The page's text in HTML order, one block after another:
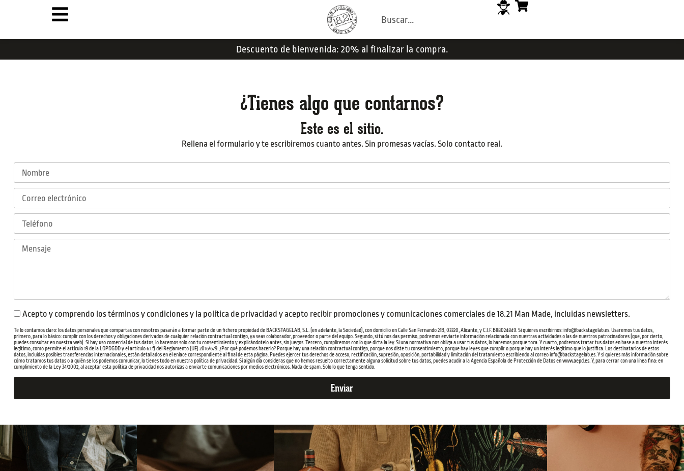
Descuento de bienvenida: 20% al finalizar la compra.
¿Tienes algo que contarnos?
Este es el sitio.
Rellena el formulario y te escribiremos cuanto antes. Sin promesas vacías. Solo contacto real.
Acepto y comprendo los términos y condiciones y la política de privacidad y acepto recibir promociones y comunicaciones comerciales de 18.21 Man Made, incluidas newsletters.
Te lo contamos claro: los datos personales que compartas con nosotros pasarán a formar parte de un fichero propiedad de BACKSTAGELAB, S.L. (en adelante, la Sociedad), con domicilio en Calle San Fernando 21B, 03320, Alicante, y C.I.F. B88024849. Si quieres escribirnos: info@backstagelab.es. Usaremos tus datos,
primero, para lo básico: cumplir con los derechos y obligaciones derivados de cualquier relación contractual contigo, ya seas colaborador, proveedor o parte del equipo. Segundo, si tú nos das permiso, podremos enviarte información relacionada con nuestras actividades o las de nuestros patrocinadores (que, por cierto,
puedes consultar en nuestra web). Si hay uso comercial de tus datos, lo haremos solo con tu consentimiento y explicándotelo antes, sin juegos. Tercero, cumpliremos con lo que dicta la ley. Si una normativa nos obliga a usar tus datos, lo haremos porque toca. Y cuarto, podremos tratar tus datos en base a nuestro interés
legítimo, como permite el artículo 19 de la LOPDGDD y el artículo 6.1.f) del Reglamento (UE) 2016/679. ¿Por qué podemos hacerlo? Porque hay una relación contractual contigo, porque nos diste tu consentimiento, porque hay leyes que cumplir o porque hay un interés legítimo que lo justifica. Los destinatarios de estos
datos, incluidas posibles transferencias internacionales, están detallados en el enlace correspondiente al final de esta página. Puedes ejercer tus derechos de acceso, rectificación, supresión, oposición, portabilidad y limitación del tratamiento escribiendo al correo info@backstagelab.es. Y si quieres más información sobre
cómo tratamos tus datos o a quién se los podemos comunicar, lo tienes todo en nuestra política de privacidad. Si algún día consideras que no hemos resuelto correctamente alguna solicitud sobre tus datos, puedes acudir a la Agencia Española de Protección de Datos en www.aepd.es. Y, para cerrar con una línea fina: en
cumplimiento de la Ley 34/2002, al aceptar esta política de privacidad nos autorizas a enviarte comunicaciones por medios electrónicos. Nada de spam. Solo lo que tenga sentido.
Enviar